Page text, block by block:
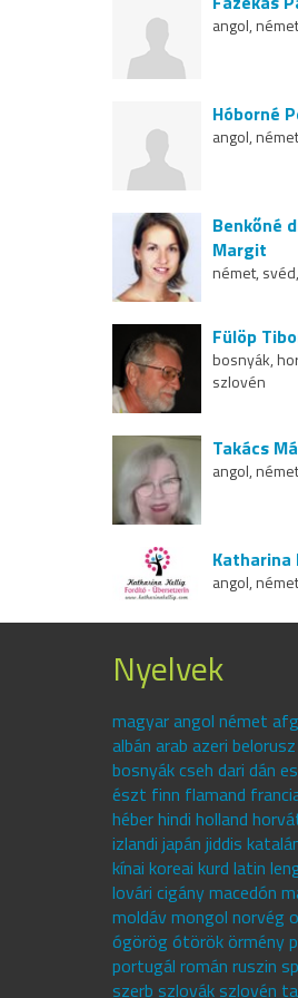
angol, német
Hóborné
angol, német
Benkőné
Margit
német,
Fülöp
bosnyák,
szlovén
Takács
angol,
Katharina
angol, német
Nyelvek
magyar angol német
albán arab azeri
bosnyák cseh dari dán
észt finn flamand
héber hindi holland
izlandi japán jiddis
kínai koreai kurd latin
lovári cigány macedón
moldáv mongol norvég
ógörög ótörök örmény
portugál román ruszin
szerb szlovák szlovén